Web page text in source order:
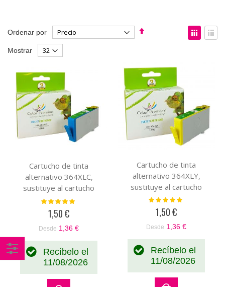
Ordenar por
Fijar
Ver
como
Mostrar
Cartucho de tinta
alternativo 364XLC,
sustituye al cartucho
original cian CB318EE-
CB323EE
Valoración:
1,50 €
Desde 1,36 €
Recíbelo el
11/08/2026
Cartucho de tinta
alternativo 364XLY,
sustituye al cartucho
original amarillo
CB320EE-CB325EE
Valoración:
1,50 €
Desde 1,36 €
Recíbelo el
11/08/2026
Comprar